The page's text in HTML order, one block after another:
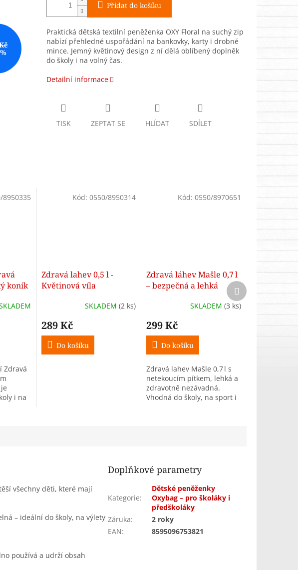
Přidat do košíku
Praktická dětská textilní peněženka OXY Floral na suchý zip
nabízí přehledné uspořádání na bankovky, karty i drobné
mince. Jemný květinový design z ní dělá oblíbený doplněk
do školy i na volný čas.
Detailní informace
TISK ZEPTAT SE HLÍDAT SDÍLET
koník
Zdravá
i na
8950335
Zdravá lahev 0,5 l -
Květinová víla
SKLADEM(2 ks)
289 Kč
Do košíku
Kód:0550/8950314
Zdravá láhev Mašle 0,7 l
– bezpečná a lehká
SKLADEM (3 ks)
299 Kč
Do košíku
Zdravá lahev Mašle 0,7 l s
netekoucím pítkem, lehká a
zdravotně nezávadná.
Vhodná do školy, na sport i
Kód: 0550/8970651
Další
produkt
všechny děti, které mají
– ideální do školy, na výlety
používá a udrží obsah
Doplňkové parametry
Kategorie:
Dětské peněženky
Oxybag – pro školáky i
předškoláky
Záruka:
2 roky
EAN: 8595096753821